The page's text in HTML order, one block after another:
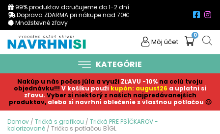
99% produktov doručujeme do 1-2 dní
Doprava ZDARMA pri nákupe nad 70€
Množstevné zľavy
Môj účet
0
KATEGÓRIE
Nakúp u nás počas júla a využi ZĽAVU -10% na celú tvoju
objednávku!!! V košíku použi kupón: august26 a uplatni si
zľavu. Vyber si niektorý z našich najpredávanejších
produktov, alebo si navrhni oblečenie s vlastnou potlačou 🙂
Domov / Tričká s grafikou / Tričká PRE PSÍČKAROV -
kolorizované / Tričko s potlačou BÍGL